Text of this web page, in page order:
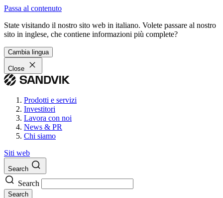
Passa al contenuto
State visitando il nostro sito web in italiano. Volete passare al nostro
sito in inglese, che contiene informazioni più complete?
Cambia lingua
Close
Prodotti e servizi
Investitori
Lavora con noi
News & PR
Chi siamo
Siti web
Search
Search
Search